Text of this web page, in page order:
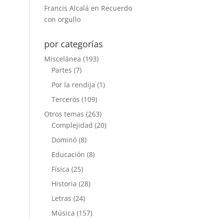
Francis Alcalá en Recuerdo
con orgullo
por categorías
Miscelánea (193)
Partes (7)
Por la rendija (1)
Terceros (109)
Otros temas (263)
Complejidad (20)
Dominó (8)
Educación (8)
Física (25)
Historia (28)
Letras (24)
Música (157)